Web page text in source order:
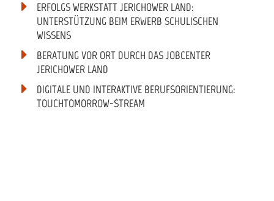
ERFOLGS WERKSTATT JERICHOWER LAND:
UNTERSTÜTZUNG BEIM ERWERB SCHULISCHEN
WISSENS
BERATUNG VOR ORT DURCH DAS JOBCENTER
JERICHOWER LAND
DIGITALE UND INTERAKTIVE BERUFSORIENTIERUNG:
TOUCHTOMORROW-STREAM